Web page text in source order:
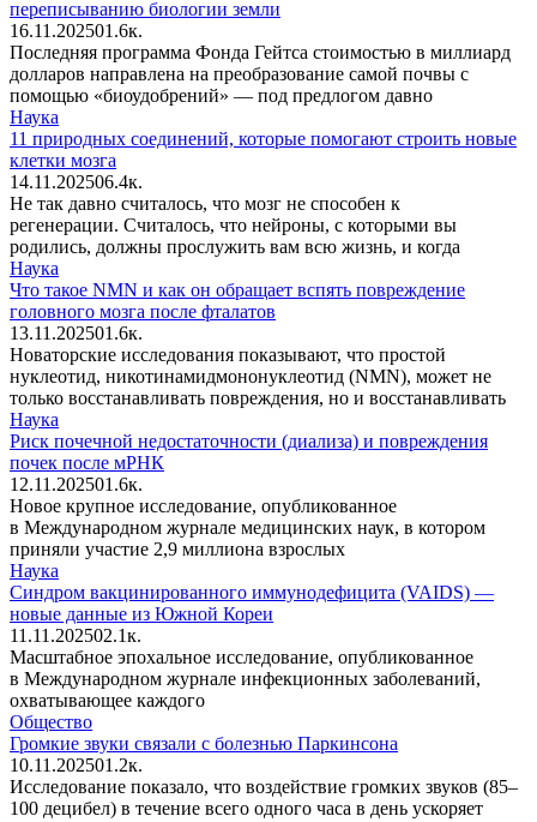
переписыванию биологии земли
16.11.202501.6к.
Последняя программа Фонда Гейтса стоимостью в миллиард
долларов направлена на преобразование самой почвы с
помощью «биоудобрений» — под предлогом давно
Наука
11 природных соединений, которые помогают строить новые
клетки мозга
14.11.202506.4к.
Не так давно считалось, что мозг не способен к
регенерации. Считалось, что нейроны, с которыми вы
родились, должны прослужить вам всю жизнь, и когда
Наука
Что такое NMN и как он обращает вспять повреждение
головного мозга после фталатов
13.11.202501.6к.
Новаторские исследования показывают, что простой
нуклеотид, никотинамидмононуклеотид (NMN), может не
только восстанавливать повреждения, но и восстанавливать
Наука
Риск почечной недостаточности (диализа) и повреждения
почек после мРНК
12.11.202501.6к.
Новое крупное исследование, опубликованное
в Международном журнале медицинских наук, в котором
приняли участие 2,9 миллиона взрослых
Наука
Синдром вакцинированного иммунодефицита (VAIDS) —
новые данные из Южной Кореи
11.11.202502.1к.
Масштабное эпохальное исследование, опубликованное
в Международном журнале инфекционных заболеваний,
охватывающее каждого
Общество
Громкие звуки связали с болезнью Паркинсона
10.11.202501.2к.
Исследование показало, что воздействие громких звуков (85–
100 децибел) в течение всего одного часа в день ускоряет